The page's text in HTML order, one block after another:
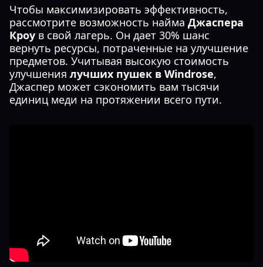
Чтобы максимизировать эффективность,
рассмотрите возможность найма Джаспера
Кроу в свой лагерь. Он дает 30% шанс
вернуть ресурсы, потраченные на улучшение
предметов. Учитывая высокую стоимость
улучшения лучших пушек в Windrose,
Джаспер может сэкономить вам тысячи
единиц меди на протяжении всего пути.